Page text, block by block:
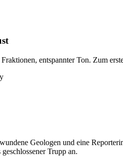
entspannter Ton. Zum
Geologen und eine
Trupp an.